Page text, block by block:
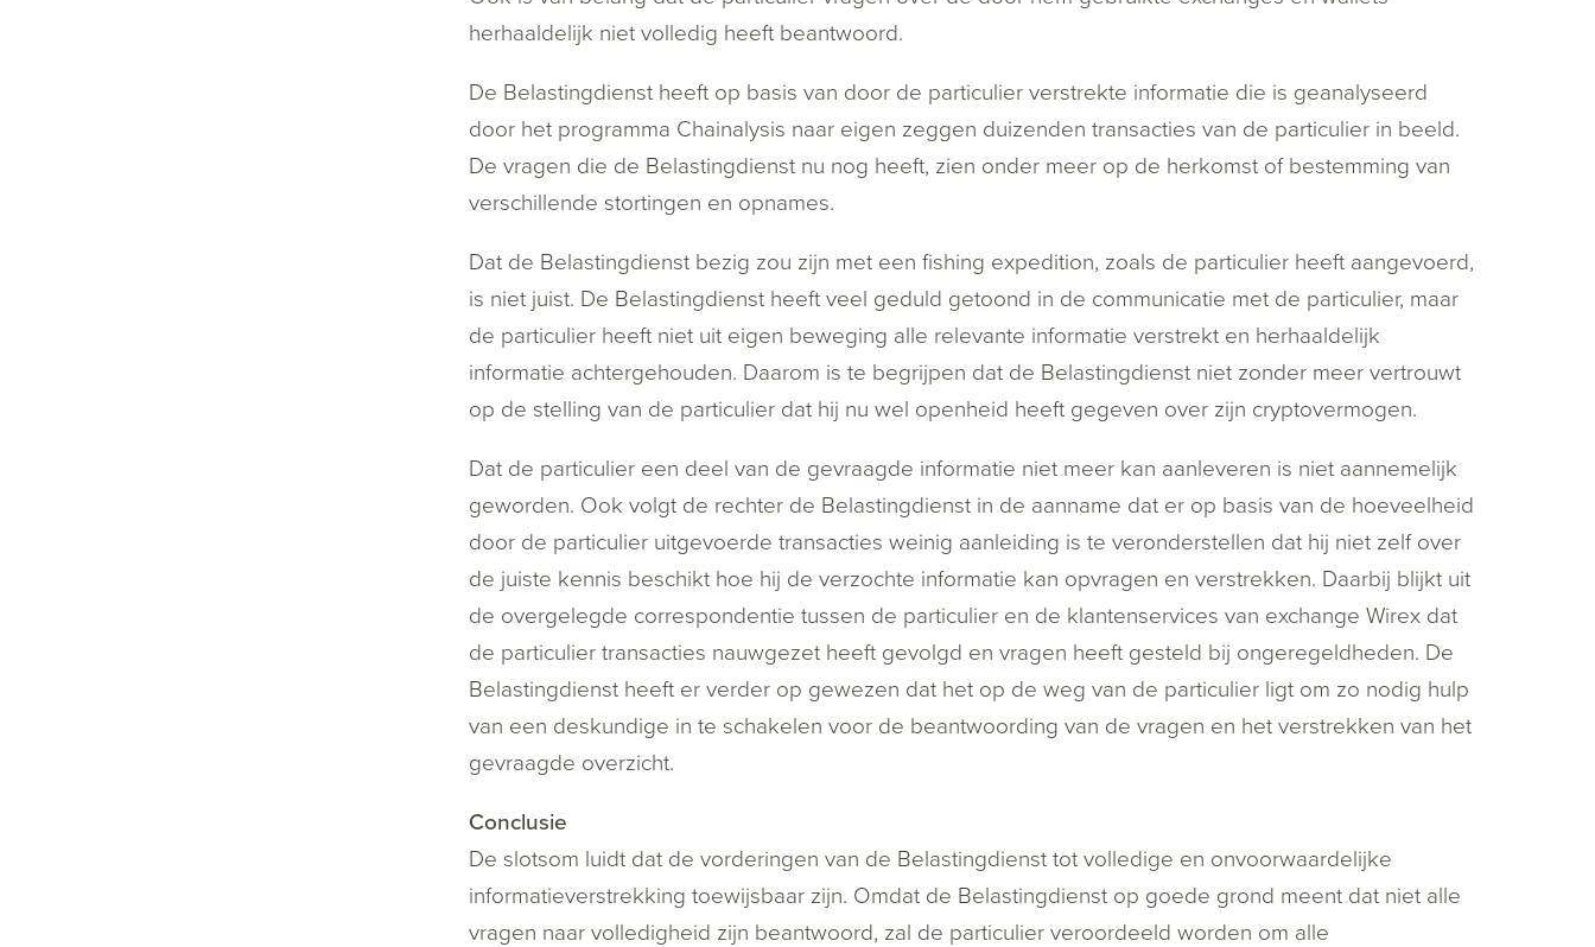
herhaaldelijk niet volledig heeft beantwoord.
De Belastingdienst heeft op basis van door de particulier verstrekte informatie die is geanalyseerd
door het programma Chainalysis naar eigen zeggen duizenden transacties van de particulier in beeld.
De vragen die de Belastingdienst nu nog heeft, zien onder meer op de herkomst of bestemming van
verschillende stortingen en opnames.
Dat de Belastingdienst bezig zou zijn met een fishing expedition, zoals de particulier heeft aangevoerd,
is niet juist. De Belastingdienst heeft veel geduld getoond in de communicatie met de particulier, maar
de particulier heeft niet uit eigen beweging alle relevante informatie verstrekt en herhaaldelijk
informatie achtergehouden. Daarom is te begrijpen dat de Belastingdienst niet zonder meer vertrouwt
op de stelling van de particulier dat hij nu wel openheid heeft gegeven over zijn cryptovermogen.
Dat de particulier een deel van de gevraagde informatie niet meer kan aanleveren is niet aannemelijk
geworden. Ook volgt de rechter de Belastingdienst in de aanname dat er op basis van de hoeveelheid
door de particulier uitgevoerde transacties weinig aanleiding is te veronderstellen dat hij niet zelf over
de juiste kennis beschikt hoe hij de verzochte informatie kan opvragen en verstrekken. Daarbij blijkt uit
de overgelegde correspondentie tussen de particulier en de klantenservices van exchange Wirex dat
de particulier transacties nauwgezet heeft gevolgd en vragen heeft gesteld bij ongeregeldheden. De
Belastingdienst heeft er verder op gewezen dat het op de weg van de particulier ligt om zo nodig hulp
van een deskundige in te schakelen voor de beantwoording van de vragen en het verstrekken van het
gevraagde overzicht.
Conclusie
De slotsom luidt dat de vorderingen van de Belastingdienst tot volledige en onvoorwaardelijke
informatieverstrekking toewijsbaar zijn. Omdat de Belastingdienst op goede grond meent dat niet alle
vragen naar volledigheid zijn beantwoord, zal de particulier veroordeeld worden om alle